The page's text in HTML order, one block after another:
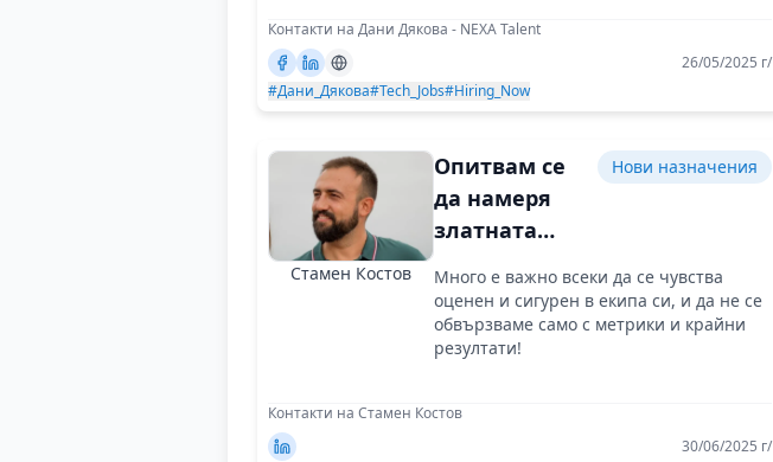
Контакти на Дани Дякова - NEXA Talent
26/05/2025 г/
#Дани_Дякова#Tech_Jobs#Hiring_Now
Стамен Костов
Oпитвам се
да намеря
златната
креативното
и
практичното
Нови назначения
Много е важно всеки да се чувства
оценен и сигурен в екипа си, и да не се
обвързваме само с метрики и крайни
резултати!
Контакти на Стамен Костов
30/06/2025 г/